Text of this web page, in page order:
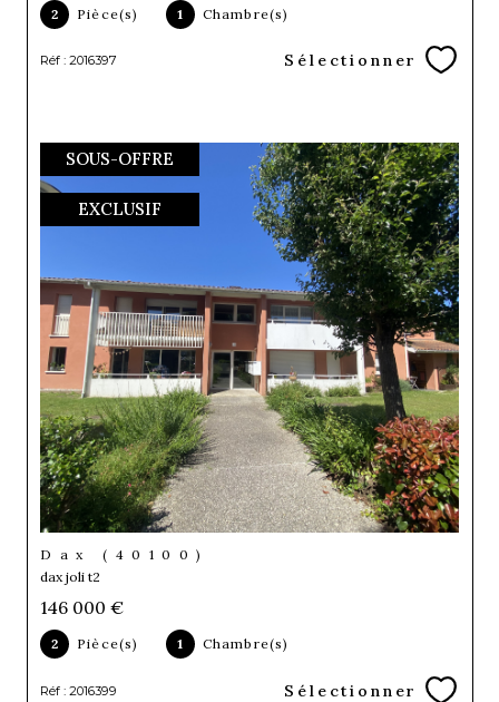
2 Pièce(s) 1 Chambre(s)
Réf : 2016397 Sélectionner
SOUS-OFFRE
EXCLUSIF
Dax (40100)
dax joli t2
146 000 €
2 Pièce(s) 1 Chambre(s)
Réf : 2016399 Sélectionner